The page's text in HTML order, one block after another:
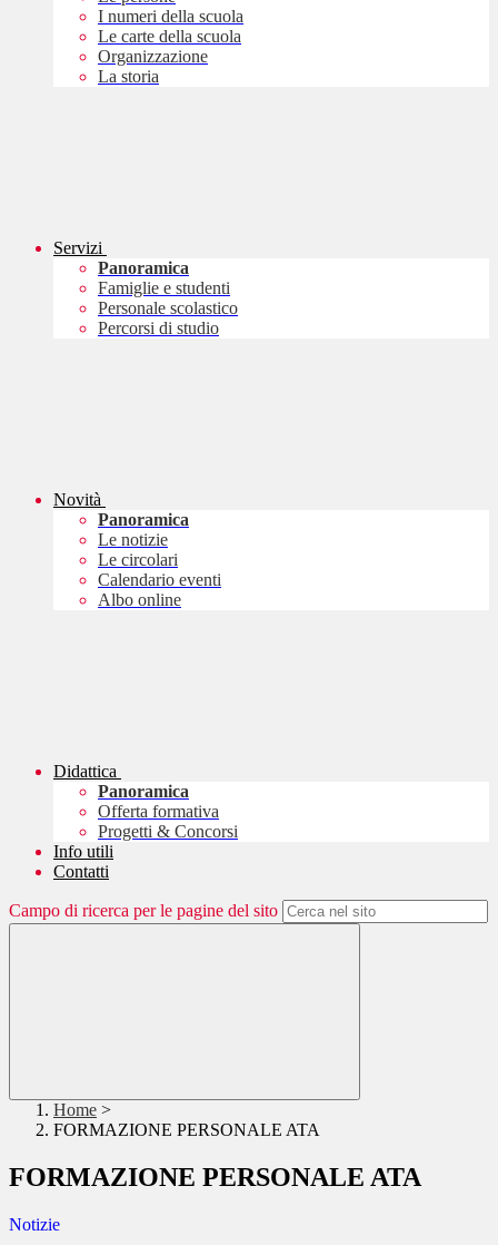
I numeri della scuola
Le carte della scuola
Organizzazione
La storia
Servizi
Panoramica
Famiglie e studenti
Personale scolastico
Percorsi di studio
Novità
Panoramica
Le notizie
Le circolari
Calendario eventi
Albo online
Didattica
Panoramica
Offerta formativa
Progetti & Concorsi
Info utili
Contatti
Campo di ricerca per le pagine del sito
Home >
FORMAZIONE PERSONALE ATA
FORMAZIONE PERSONALE ATA
Notizie